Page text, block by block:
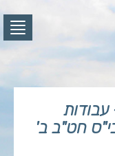
לחץ
מכרז 12/2022- עבודות
חט"ב ב'